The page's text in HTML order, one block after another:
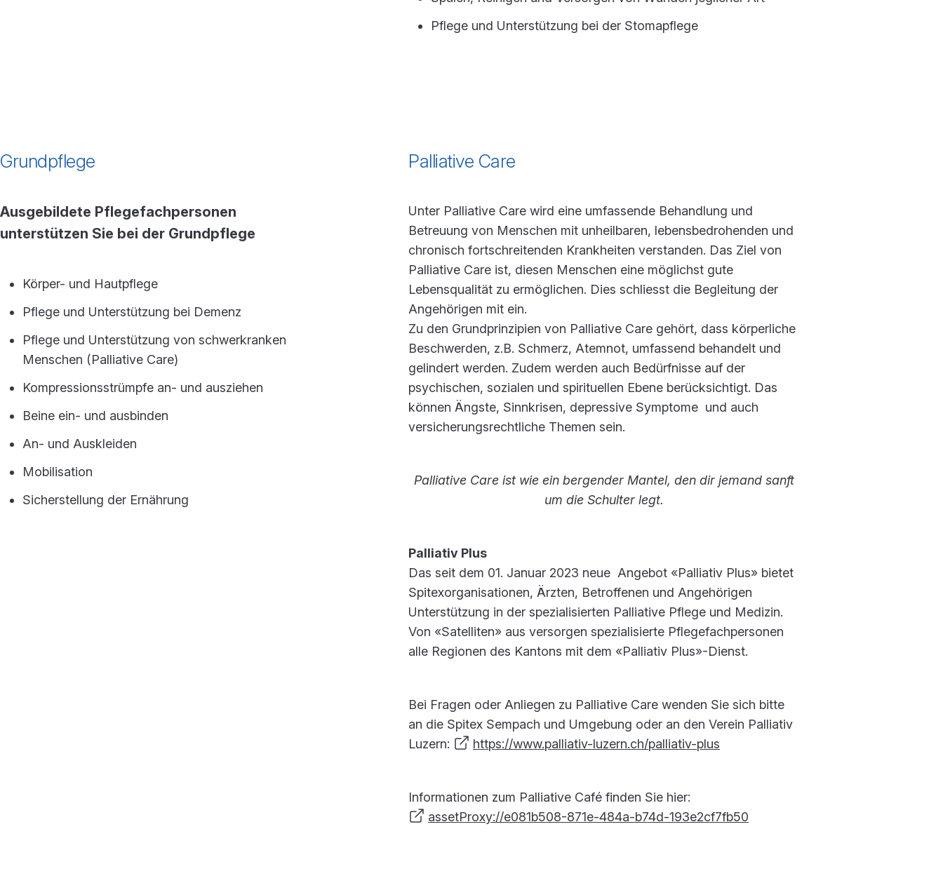
Pflege und Unterstützung bei der Stomapflege
Grundpflege
Ausgebildete Pflegefachpersonen
unterstützen Sie bei der Grundpflege
Körper- und Hautpflege
Pflege und Unterstützung bei Demenz
Pflege und Unterstützung von schwerkranken
Menschen (Palliative Care)
Kompressionsstrümpfe an- und ausziehen
Beine ein- und ausbinden
An- und Auskleiden
Mobilisation
Sicherstellung der Ernährung
Palliative Care
Unter Palliative Care wird eine umfassende Behandlung und
Betreuung von Menschen mit unheilbaren, lebensbedrohenden und
chronisch fortschreitenden Krankheiten verstanden. Das Ziel von
Palliative Care ist, diesen Menschen eine möglichst gute
Lebensqualität zu ermöglichen. Dies schliesst die Begleitung der
Angehörigen mit ein.
Zu den Grundprinzipien von Palliative Care gehört, dass körperliche
Beschwerden, z.B. Schmerz, Atemnot, umfassend behandelt und
gelindert werden. Zudem werden auch Bedürfnisse auf der
psychischen, sozialen und spirituellen Ebene berücksichtigt. Das
können Ängste, Sinnkrisen, depressive Symptome und auch
versicherungsrechtliche Themen sein.
Palliative Care ist wie ein bergender Mantel, den dir jemand sanft
um die Schulter legt.
Palliativ Plus
Das seit dem 01. Januar 2023 neue Angebot «Palliativ Plus» bietet
Spitexorganisationen, Ärzten, Betroffenen und Angehörigen
Unterstützung in der spezialisierten Palliative Pflege und Medizin.
Von «Satelliten» aus versorgen spezialisierte Pflegefachpersonen
alle Regionen des Kantons mit dem «Palliativ Plus»-Dienst.
Bei Fragen oder Anliegen zu Palliative Care wenden Sie sich bitte
an die Spitex Sempach und Umgebung oder an den Verein Palliativ
Luzern:
https://www.palliativ-luzern.ch/palliativ-plus
Informationen zum Palliative Café finden Sie hier:
assetProxy://e081b508-871e-484a-b74d-193e2cf7fb50